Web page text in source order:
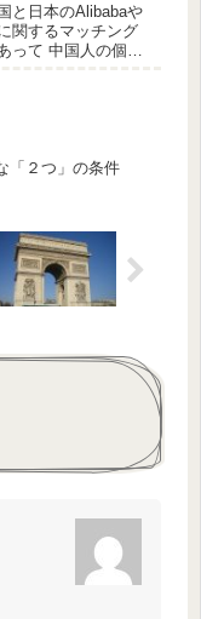
と日本のAlibabaや
関するマッチング
って 中国人の個人
ほしい方はセミナ
「２つ」の条件